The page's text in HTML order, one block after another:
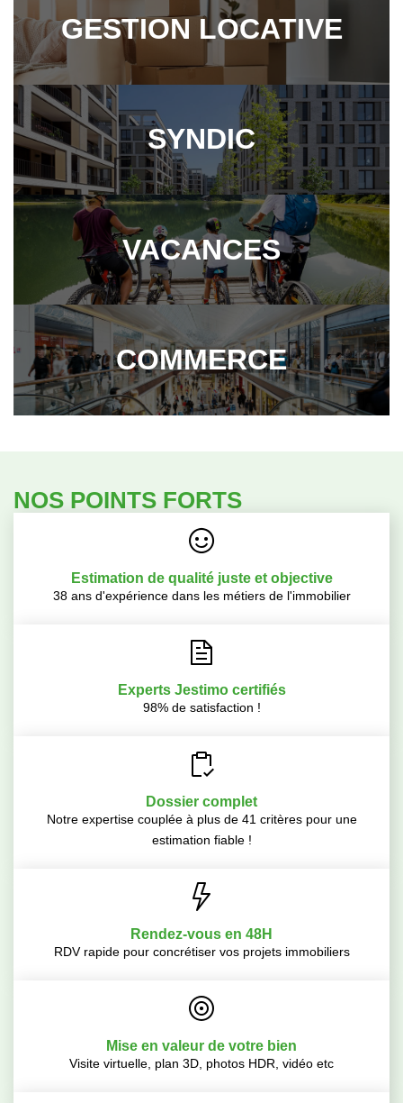
GESTION LOCATIVE
SYNDIC
VACANCES
COMMERCE
NOS POINTS FORTS
Estimation de qualité juste et objective
38 ans d'expérience dans les métiers de l'immobilier
Experts Jestimo certifiés
98% de satisfaction !
Dossier complet
Notre expertise couplée à plus de 41 critères pour une
estimation fiable !
Rendez-vous en 48H
RDV rapide pour concrétiser vos projets immobiliers
Mise en valeur de votre bien
Visite virtuelle, plan 3D, photos HDR, vidéo etc